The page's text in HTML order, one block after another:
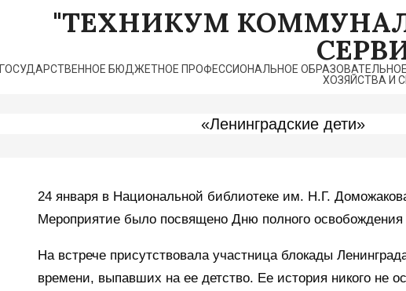
"ТЕХНИКУМ
ГОСУДАРСТВЕННОЕ БЮДЖЕТНОЕ ПРОФЕССИОНАЛЬНОЕ
ХОЗЯЙСТВА И
«Ленинградские дети»
24 января в Национальной библиотеке им. Н.Г.
Мероприятие было посвящено Дню полного
На встрече присутствовала участница блокады
времени, выпавших на ее детство. Ее история никого не